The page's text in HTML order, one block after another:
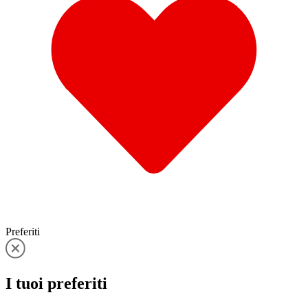
Preferiti
I tuoi preferiti